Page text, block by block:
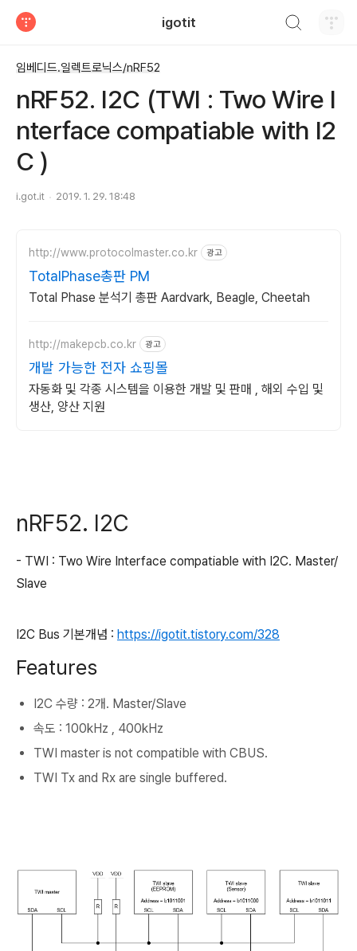
igotit
임베디드.일렉트로닉스/nRF52
nRF52. I2C (TWI : Two Wire I
nterface compatiable with I2
C )
i.got.it 2019. 1. 29. 18:48
http://www.protocolmaster.co.kr 광고
TotalPhase총판 PM
Total Phase 분석기 총판 Aardvark, Beagle, Cheetah
http://makepcb.co.kr 광고
개발 가능한 전자 쇼핑몰
자동화 및 각종 시스템을 이용한 개발 및 판매 , 해외 수입 및
생산, 양산 지원
nRF52. I2C
- TWI : Two Wire Interface compatiable with I2C. Master/
Slave
I2C Bus 기본개념 : https://igotit.tistory.com/328
Features
I2C 수량 : 2개. Master/Slave
속도 : 100kHz , 400kHz
TWI master is not compatible with CBUS.
TWI Tx and Rx are single buffered.